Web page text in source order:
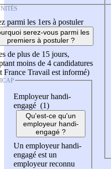
parmi les 1ers à postuler
serez-vous parmi les
premiers à postuler ?
de plus de 15 jours,
moins de 4 candidatures
France Travail est informé)
Employeur handi-
engagé (1)
Qu'est-ce qu'un
employeur handi-
engagé ?
Un employeur handi-
engagé est un
employeur reconnu